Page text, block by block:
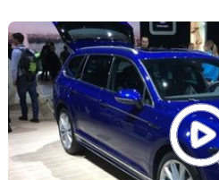
d'achat
Electriques
Utilitaires
Flottes